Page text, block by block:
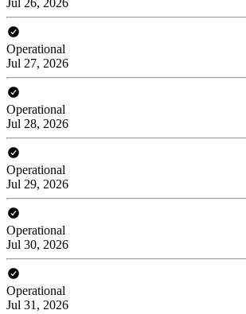
Operational
Jul 27, 2026
Operational
Jul 28, 2026
Operational
Jul 29, 2026
Operational
Jul 30, 2026
Operational
Jul 31, 2026